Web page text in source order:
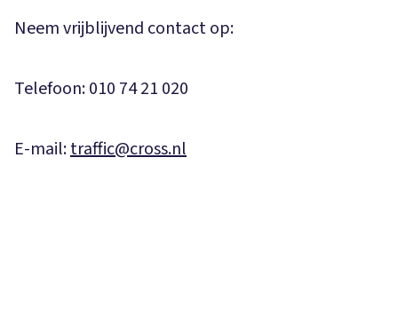
Neem vrijblijvend contact op:
Telefoon: 010 74 21 020
E-mail:traffic@cross.nl